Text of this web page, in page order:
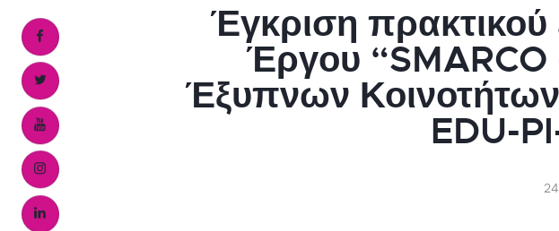
Έγκριση πρακτικού
Έργου “SMARCO
Έξυπνων
EDU-